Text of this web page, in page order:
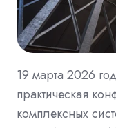
19 марта 2026
практическая
комплексных